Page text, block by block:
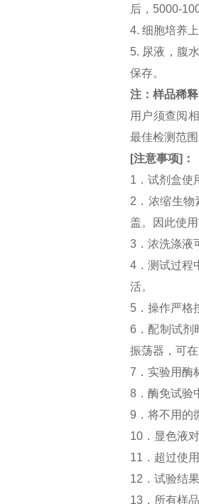
后，5000-
4. 细胞培养
5. 尿液，腹
保存。
注：样品稀
用户须查阅
最佳检测范
[注意事项] ：
1．试剂盒使
2．浓缩生物
盖。因此使
3．浓洗涤液
4．测试过程
活。
5．操作严格
6．配制试剂
振荡器，可
7．实验用酶
8．酶免试验
9．将不用的
10．显色液
11．超过使
12．试验结
13．所有样